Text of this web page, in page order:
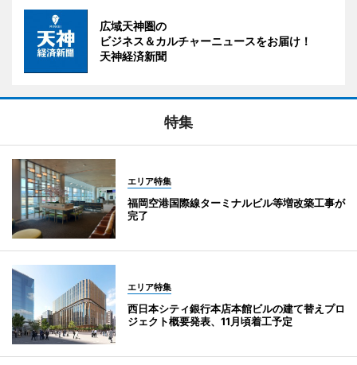
広域天神圏の
ビジネス＆カルチャーニュースをお届け！
天神経済新聞
特集
エリア特集
福岡空港国際線ターミナルビル等増改築工事が
完了
エリア特集
西日本シティ銀行本店本館ビルの建て替えプロ
ジェクト概要発表、11月頃着工予定